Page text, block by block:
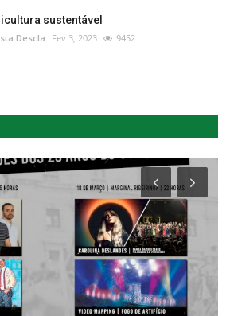
sustentável
Descla Fev 3, 2023 9452